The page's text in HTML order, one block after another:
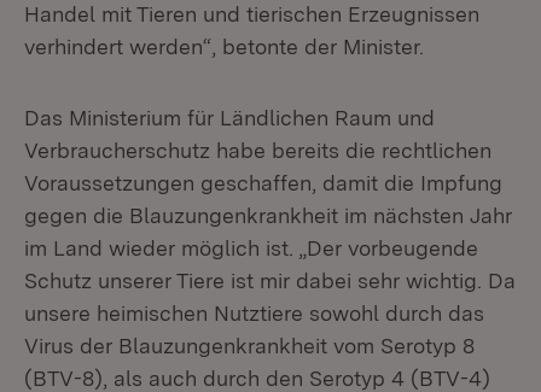
Handel mit Tieren und tierischen Erzeugnissen
verhindert werden“, betonte der Minister.
Das Ministerium für Ländlichen Raum und
Verbraucherschutz habe bereits die rechtlichen
Voraussetzungen geschaffen, damit die Impfung
gegen die Blauzungenkrankheit im nächsten Jahr
im Land wieder möglich ist. „Der vorbeugende
Schutz unserer Tiere ist mir dabei sehr wichtig. Da
unsere heimischen Nutztiere sowohl durch das
Virus der Blauzungenkrankheit vom Serotyp 8
(BTV-8), als auch durch den Serotyp 4 (BTV-4)